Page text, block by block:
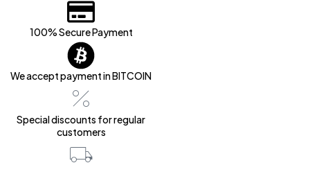
100% Secure Payment
We accept payment in BITCOIN
Special discounts for regular
customers